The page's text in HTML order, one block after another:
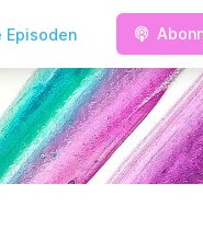
Episoden